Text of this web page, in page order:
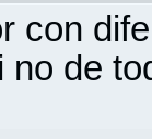
con
de